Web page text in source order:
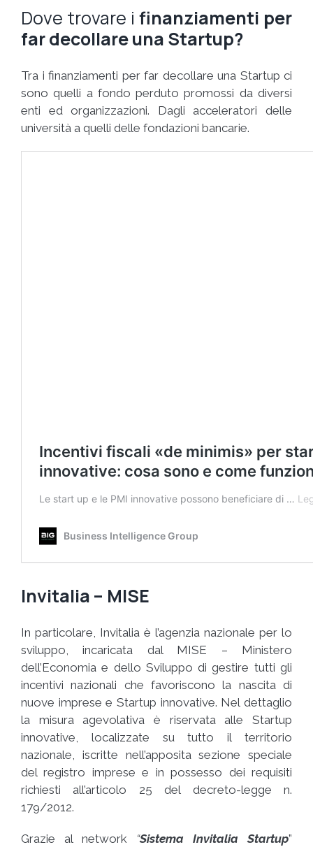
Dove trovare i finanziamenti per
far decollare una Startup?
Tra i finanziamenti per far decollare una Startup ci
sono quelli a fondo perduto promossi da diversi
enti ed organizzazioni. Dagli acceleratori delle
università a quelli delle fondazioni bancarie.
Invitalia – MISE
In particolare, Invitalia è l’agenzia nazionale per lo
sviluppo, incaricata dal MISE – Ministero
dell’Economia e dello Sviluppo di gestire tutti gli
incentivi nazionali che favoriscono la nascita di
nuove imprese e Startup innovative. Nel dettaglio
la misura agevolativa è riservata alle Startup
innovative, localizzate su tutto il territorio
nazionale, iscritte nell’apposita sezione speciale
del registro imprese e in possesso dei requisiti
richiesti all’articolo 25 del decreto-legge n.
179/2012.
Grazie al network “Sistema Invitalia Startup”